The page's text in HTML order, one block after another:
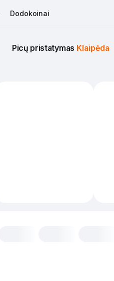
Dodokoinai
Picų pristatymas Klaipėda